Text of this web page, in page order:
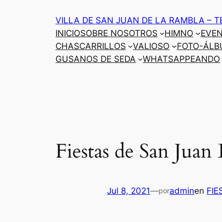
VILLA DE SAN JUAN DE LA RAMBLA –
INICIOSOBRE NOSOTROS HIMNO
CHASCARRILLOS
VALIOSO FOTO-
GUSANOS DE SEDA
WHATSAPPEANDO
Fiestas de San
Jul 8, 2021—poradminen